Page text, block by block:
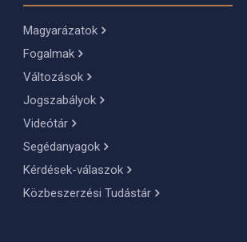
Magyarázatok
Fogalmak
Változások
Jogszabályok
Videótár
Segédanyagok
Kérdések-válaszok
Közbeszerzési Tudástár